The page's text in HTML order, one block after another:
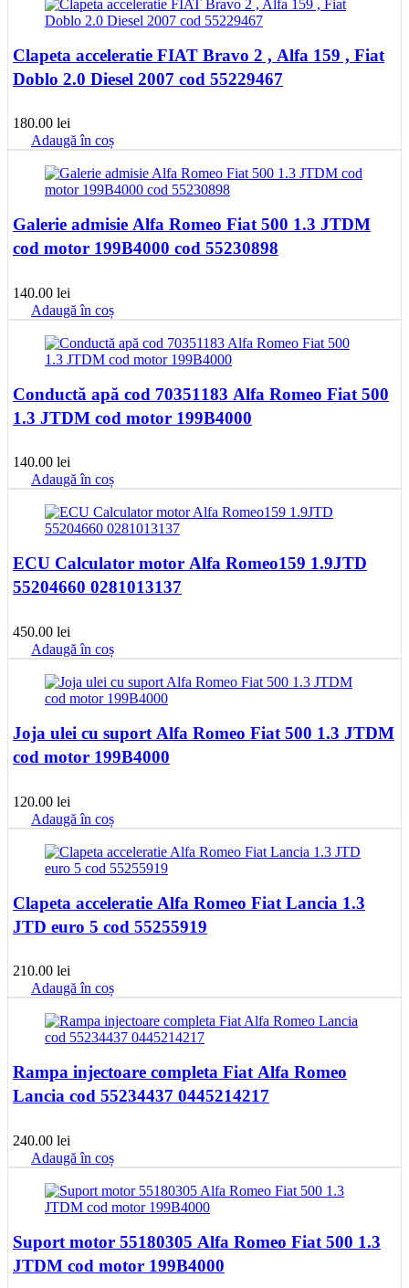
Clapeta acceleratie FIAT Bravo 2 , Alfa 159 , Fiat
Doblo 2.0 Diesel 2007 cod 55229467
180.00 lei
Adaugă în coș
Galerie admisie Alfa Romeo Fiat 500 1.3 JTDM
cod motor 199B4000 cod 55230898
140.00 lei
Adaugă în coș
Conductă apă cod 70351183 Alfa Romeo Fiat 500
1.3 JTDM cod motor 199B4000
140.00 lei
Adaugă în coș
ECU Calculator motor Alfa Romeo159 1.9JTD
55204660 0281013137
450.00 lei
Adaugă în coș
Joja ulei cu suport Alfa Romeo Fiat 500 1.3 JTDM
cod motor 199B4000
120.00 lei
Adaugă în coș
Clapeta acceleratie Alfa Romeo Fiat Lancia 1.3
JTD euro 5 cod 55255919
210.00 lei
Adaugă în coș
Rampa injectoare completa Fiat Alfa Romeo
Lancia cod 55234437 0445214217
240.00 lei
Adaugă în coș
Suport motor 55180305 Alfa Romeo Fiat 500 1.3
JTDM cod motor 199B4000